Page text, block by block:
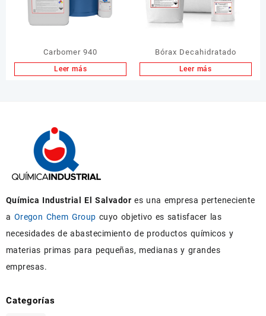
Carbomer 940
Leer más
Bórax Decahidratado
Leer más
Química Industrial El Salvador es una empresa perteneciente
a Oregon Chem Group cuyo objetivo es satisfacer las
necesidades de abastecimiento de productos químicos y
materias primas para pequeñas, medianas y grandes
empresas.
Categorías